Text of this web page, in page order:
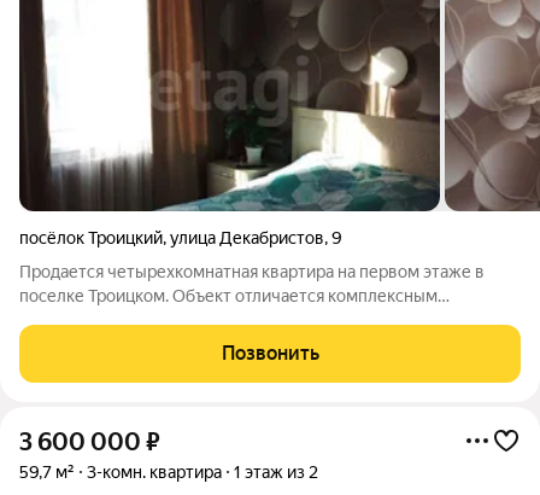
посёлок Троицкий,улица Декабристов,9
Продается четырехкомнатная квартира на первом этаже в
поселке Троицком. Объект отличается комплексным
отделкой в собственность покупателя переходит земельный
участок с капитальным гаражом и
Позвонить
3 600 000 ₽
59,7 м² 3-комн. квартира 1 этаж из 2